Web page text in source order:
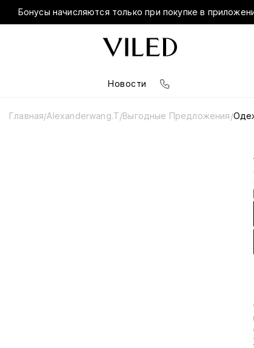
Бонусы начисляются только при покупке в
Новости
Главная/Alexanderwang.t/Выгодные Предложения/